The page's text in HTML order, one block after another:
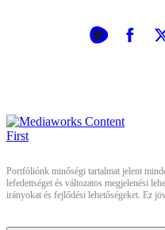
Portfóliónk minőségi tartalmat jelent
lefedettséget és változatos megjelenési
irányokat és fejlődési lehetőségeket. Ez